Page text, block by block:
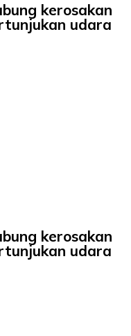
kerosakan
udara
kerosakan
udara